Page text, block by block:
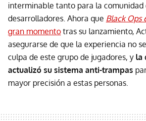
interminable tanto para la comunidad
desarrolladores. Ahora que Black Ops
gran momento tras su lanzamiento,
asegurarse de que la experiencia no
culpa de este grupo de jugadores, y la
actualizó su sistema anti-trampas
mayor precisión a estas personas.